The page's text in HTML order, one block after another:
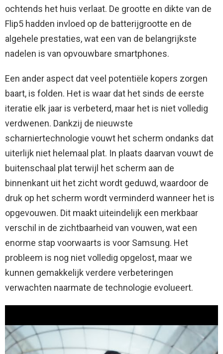
ochtends het huis verlaat. De grootte en dikte van de
Flip5 hadden invloed op de batterijgrootte en de
algehele prestaties, wat een van de belangrijkste
nadelen is van opvouwbare smartphones.
Een ander aspect dat veel potentiële kopers zorgen
baart, is folden. Het is waar dat het sinds de eerste
iteratie elk jaar is verbeterd, maar het is niet volledig
verdwenen. Dankzij de nieuwste
scharniertechnologie vouwt het scherm ondanks dat
uiterlijk niet helemaal plat. In plaats daarvan vouwt de
buitenschaal plat terwijl het scherm aan de
binnenkant uit het zicht wordt geduwd, waardoor de
druk op het scherm wordt verminderd wanneer het is
opgevouwen. Dit maakt uiteindelijk een merkbaar
verschil in de zichtbaarheid van vouwen, wat een
enorme stap voorwaarts is voor Samsung. Het
probleem is nog niet volledig opgelost, maar we
kunnen gemakkelijk verdere verbeteringen
verwachten naarmate de technologie evolueert.